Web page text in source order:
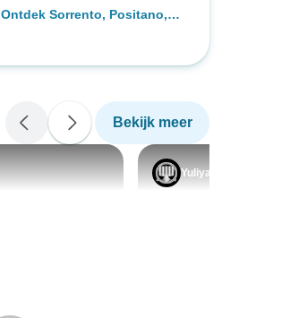
Ontdek Sorrento, Positano,
Bekijk meer
Yuliya